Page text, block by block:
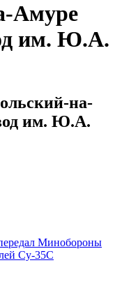
Амуре
им. Ю.А.
на-
им. Ю.А.
Минобороны
Су-35С